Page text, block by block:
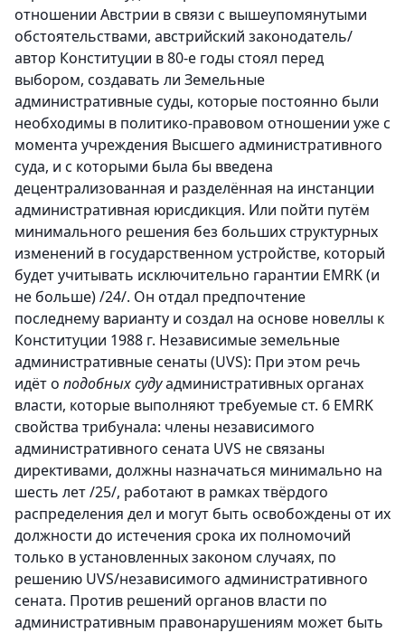
отношении Австрии в связи с вышеупомянутыми
обстоятельствами, австрийский законодатель/
автор Конституции в 80-е годы стоял перед
выбором, создавать ли Земельные
административные суды, которые постоянно были
необходимы в политико-правовом отношении уже с
момента учреждения Высшего административного
суда, и с которыми была бы введена
децентрализованная и разделённая на инстанции
административная юрисдикция. Или пойти путём
минимального решения без больших структурных
изменений в государственном устройстве, который
будет учитывать исключительно гарантии EMRK (и
не больше) /24/. Он отдал предпочтение
последнему варианту и создал на основе новеллы к
Конституции 1988 г. Независимые земельные
административные сенаты (UVS): При этом речь
идёт о подобных судуадминистративных органах
власти, которые выполняют требуемые ст. 6 EMRK
свойства трибунала: члены независимого
административного сената UVS не связаны
директивами, должны назначаться минимально на
шесть лет /25/, работают в рамках твёрдого
распределения дел и могут быть освобождены от их
должности до истечения срока их полномочий
только в установленных законом случаях, по
решению UVS/независимого административного
сената. Против решений органов власти по
административным правонарушениям может быть